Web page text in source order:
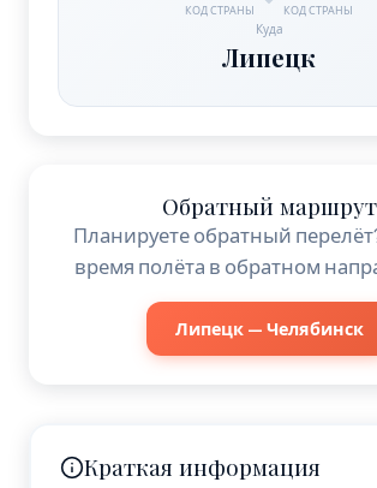
КОД СТРАНЫ КОД СТРАНЫ
Куда
Липецк
Обратный маршрут
Планируете обратный
время полёта в обратном
Липецк — Челябинск
Краткая информация